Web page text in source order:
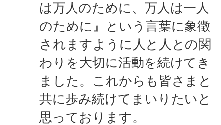
は万人のために、万人は一人
のために』という言葉に象徴
されますように人と人との関
わりを大切に活動を続けてき
ました。これからも皆さまと
共に歩み続けてまいりたいと
思っております。